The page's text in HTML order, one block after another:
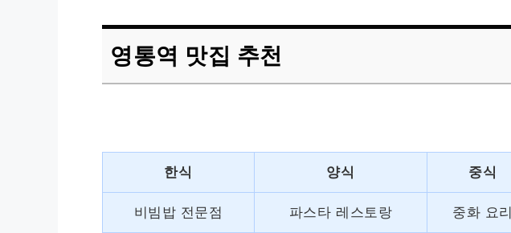
영통역 맛집 추천
한식 양식 중식
비빔밥 전문점 파스타 레스토랑 중화 요리